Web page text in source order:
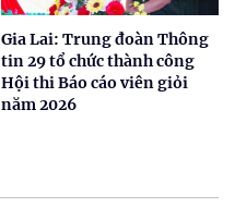
Gia Lai: Trung đoàn Thông
tin 29 tổ chức thành công
Hội thi Báo cáo viên giỏi
năm 2026